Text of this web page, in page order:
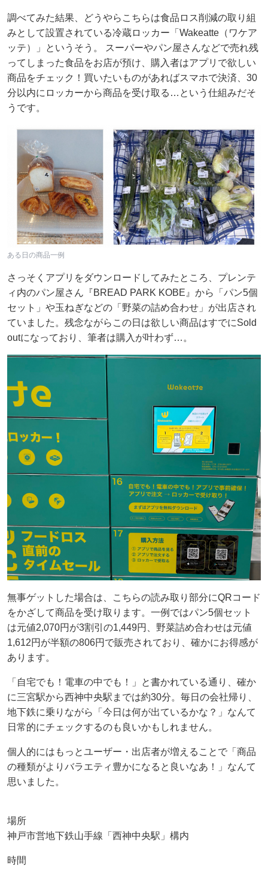
調べてみた結果、どうやらこちらは食品ロス削減の取り組
みとして設置されている冷蔵ロッカー「Wakeatte（ワケア
ッテ）」というそう。 スーパーやパン屋さんなどで売れ残
ってしまった食品をお店が預け、購入者はアプリで欲しい
商品をチェック！買いたいものがあればスマホで決済、30
分以内にロッカーから商品を受け取る…という仕組みだそ
うです。
ある日の商品一例
さっそくアプリをダウンロードしてみたところ、プレンテ
ィ内のパン屋さん『BREAD PARK KOBE』から「パン5個
セット」や玉ねぎなどの「野菜の詰め合わせ」が出店され
ていました。残念ながらこの日は欲しい商品はすでにSold
outになっており、筆者は購入が叶わず…。
無事ゲットした場合は、こちらの読み取り部分にQRコード
をかざして商品を受け取ります。一例ではパン5個セット
は元値2,070円が3割引の1,449円、野菜詰め合わせは元値
1,612円が半額の806円で販売されており、確かにお得感が
あります。
「自宅でも！電車の中でも！」と書かれている通り、確か
に三宮駅から西神中央駅までは約30分。毎日の会社帰り、
地下鉄に乗りながら「今日は何が出ているかな？」なんて
日常的にチェックするのも良いかもしれません。
個人的にはもっとユーザー・出店者が増えることで「商品
の種類がよりバラエティ豊かになると良いなあ！」なんて
思いました。
場所
神戸市営地下鉄山手線「西神中央駅」構内
時間